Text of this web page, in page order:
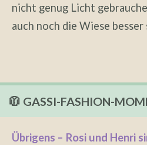
nicht genug Licht
auch noch die Wiese
🧥 GASSI-FASHION-
Übrigens – Rosi und Henri